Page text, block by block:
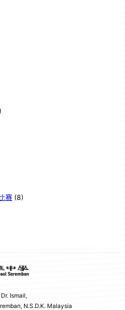
赛 (8)
Ismail,
N.S.D.K. Malaysia